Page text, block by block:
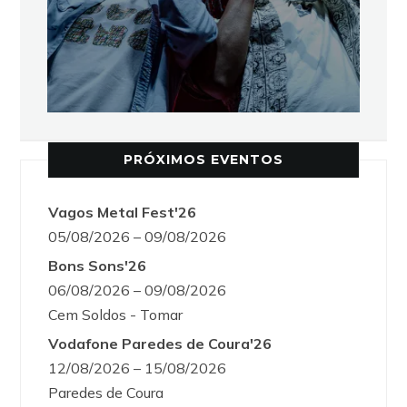
PRÓXIMOS EVENTOS
Vagos Metal Fest'26
05/08/2026 – 09/08/2026
Bons Sons'26
06/08/2026 – 09/08/2026
Cem Soldos - Tomar
Vodafone Paredes de Coura'26
12/08/2026 – 15/08/2026
Paredes de Coura